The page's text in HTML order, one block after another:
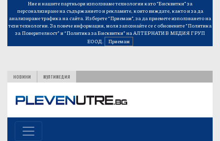
Ние и нашите партньори използваме технологии като “Бисквитки” за
персонализиране на съдържанието и рекламите, които виждате, както и за да
анализираме трафика на сайта. Изберете “Приемам”, за да приемете използването на
тези технологии. За повече информация, моля запознайте се с обновените“Политика
за Поверителност”и“Политика за Бисквитки”на АЛТЕРНАТИВ МЕДИЯ ГРУП
ЕООД.
Приемам
НОВИНИ МУЛТИМЕДИЯ